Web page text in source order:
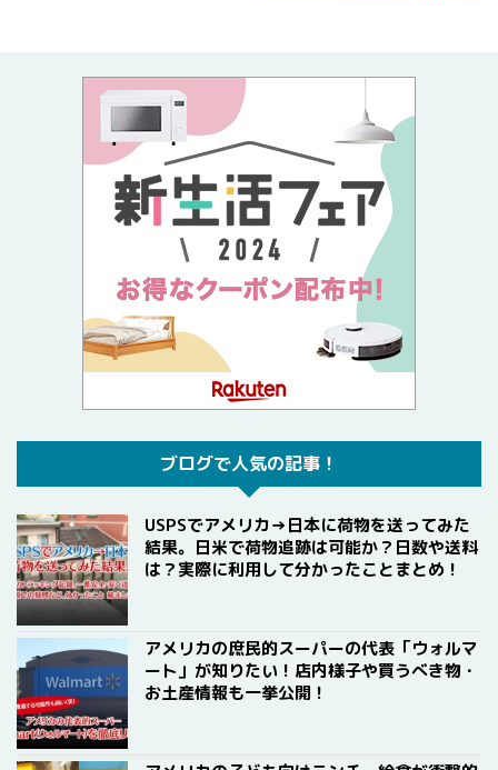
ブログで人気の記事！
USPSでアメリカ→日本に荷物を送ってみた
結果。日米で荷物追跡は可能か？日数や送料
は？実際に利用して分かったことまとめ！
アメリカの庶民的スーパーの代表「ウォルマ
ート」が知りたい！店内様子や買うべき物・
お土産情報も一挙公開！